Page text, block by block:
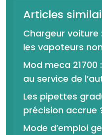
Articles
Chargeur voiture
les vapoteurs
Mod meca
au service de
Les pipettes
précision accrue
Mode d’emploi